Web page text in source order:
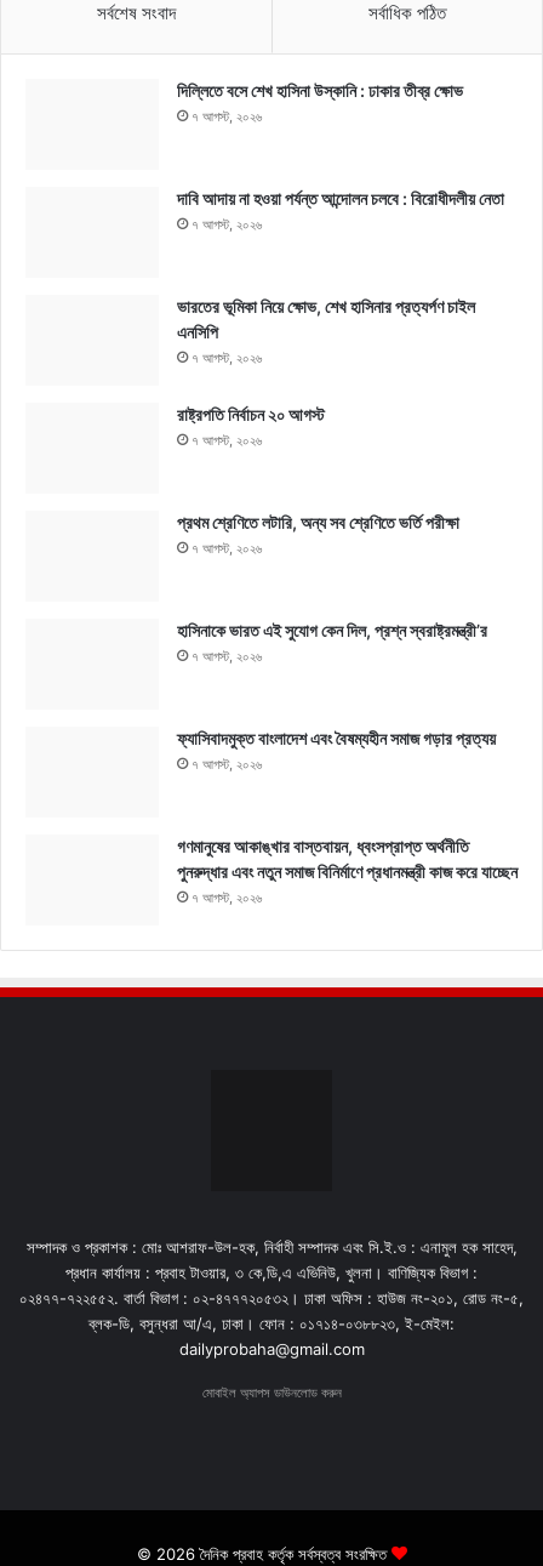
সর্বশেষ সংবাদ সর্বাধিক পঠিত
দিল্লিতে বসে শেখ হাসিনা উস্কানি : ঢাকার তীব্র ক্ষোভ
৭ আগস্ট, ২০২৬
দাবি আদায় না হওয়া পর্যন্ত আন্দোলন চলবে : বিরোধীদলীয় নেতা
৭ আগস্ট, ২০২৬
ভারতের ভূমিকা নিয়ে ক্ষোভ, শেখ হাসিনার প্রত্যর্পণ চাইল
এনসিপি
৭ আগস্ট, ২০২৬
রাষ্ট্রপতি নির্বাচন ২০ আগস্ট
৭ আগস্ট, ২০২৬
প্রথম শ্রেণিতে লটারি, অন্য সব শ্রেণিতে ভর্তি পরীক্ষা
৭ আগস্ট, ২০২৬
হাসিনাকে ভারত এই সুযোগ কেন দিল, প্রশ্ন স্বরাষ্ট্রমন্ত্রী’র
৭ আগস্ট, ২০২৬
ফ্যাসিবাদমুক্ত বাংলাদেশ এবং বৈষম্যহীন সমাজ গড়ার প্রত্যয়
৭ আগস্ট, ২০২৬
গণমানুষের আকাঙ্খার বাস্তবায়ন, ধ্বংসপ্রাপ্ত অর্থনীতি
পুনরুদ্ধার এবং নতুন সমাজ বিনির্মাণে প্রধানমন্ত্রী কাজ করে যাচ্ছেন
৭ আগস্ট, ২০২৬
সম্পাদক ও প্রকাশক : মোঃ আশরাফ-উল-হক, নির্বাহী সম্পাদক এবং সি.ই.ও : এনামুল হক সাহেদ,
প্রধান কার্যালয় : প্রবাহ টাওয়ার, ৩ কে,ডি,এ এভিনিউ, খুলনা। বাণিজ্যিক বিভাগ :
০২৪৭৭-৭২২৫৫২. বার্তা বিভাগ : ০২-৪৭৭৭২০৫৩২। ঢাকা অফিস : হাউজ নং-২০১, রোড নং-৫,
ব্লক-ডি, বসুন্ধরা আ/এ, ঢাকা। ফোন : ০১৭১৪-০৩৮৮২৩, ই-মেইল:
dailyprobaha@gmail.com
মোবাইল অ্যাপস ডাউনলোড করুন
© 2026 দৈনিক প্রবাহ কর্তৃক সর্বস্বত্ব সংরক্ষিত